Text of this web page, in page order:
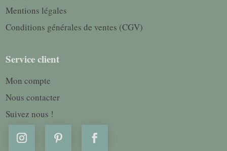
Mentions légales
Conditions générales de ventes (CGV)
Service client
Mon compte
Nous contacter
Suivez nous !